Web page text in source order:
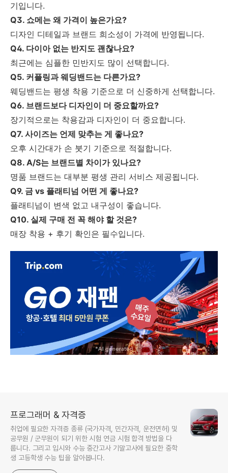
기입니다.
Q3. 쇼메는 왜 가격이 높은가요?
디자인 디테일과 브랜드 희소성이 가격에 반영됩니다.
Q4. 다이아 없는 반지도 괜찮나요?
최근에는 심플한 민반지도 많이 선택합니다.
Q5. 커플링과 웨딩밴드는 다른가요?
웨딩밴드는 평생 착용 기준으로 더 신중하게 선택합니다.
Q6. 브랜드보다 디자인이 더 중요할까요?
장기적으로는 착용감과 디자인이 더 중요합니다.
Q7. 사이즈는 언제 맞추는 게 좋나요?
오후 시간대가 손 붓기 기준으로 적절합니다.
Q8. A/S는 브랜드별 차이가 있나요?
명품 브랜드는 대부분 평생 관리 서비스 제공됩니다.
Q9. 금 vs 플래티넘 어떤 게 좋나요?
플래티넘이 변색 없고 내구성이 좋습니다.
Q10. 실제 구매 전 꼭 해야 할 것은?
매장 착용 + 후기 확인은 필수입니다.
프로그래머 & 자격증
취업에 필요한 자격증 종류 (국가자격, 민간자격, 운전면허) 및
공무원 / 군무원이 되기 위한 시험 연금 시험 합격 방법을 다
룹니다. 그리고 입시와 수능 중간고사 기말고사에 필요한 중학
생 고등학생 수능 팁을 알아봅니다.